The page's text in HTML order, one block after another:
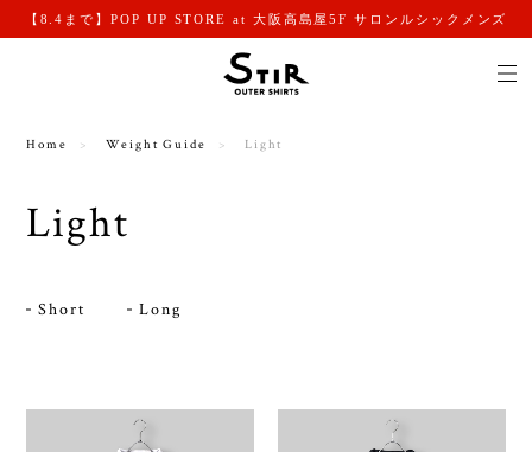
【8.4まで】POP UP STORE at 大阪高島屋5F サロンルシックメンズ
Home Weight Guide Light
Light
Short Long